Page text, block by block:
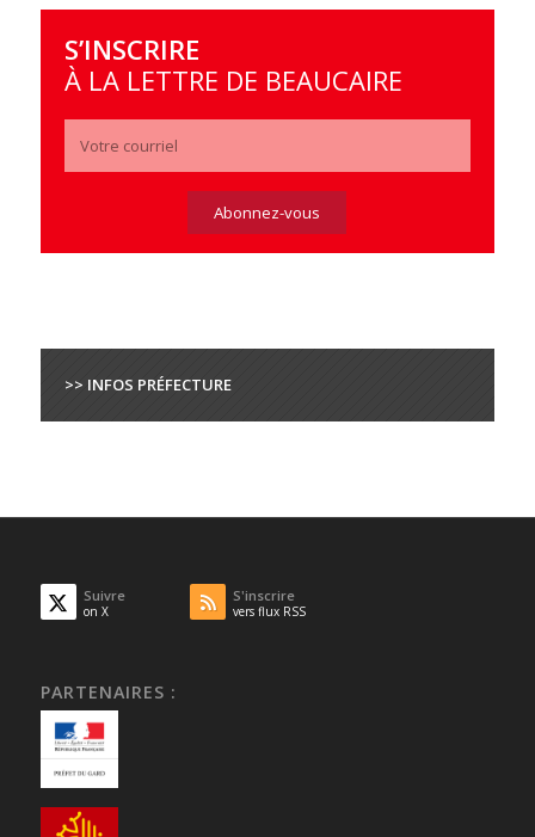
S’INSCRIRE
À LA LETTRE DE BEAUCAIRE
>> INFOS PRÉFECTURE
Suivre
on X
S'inscrire
vers flux RSS
PARTENAIRES :